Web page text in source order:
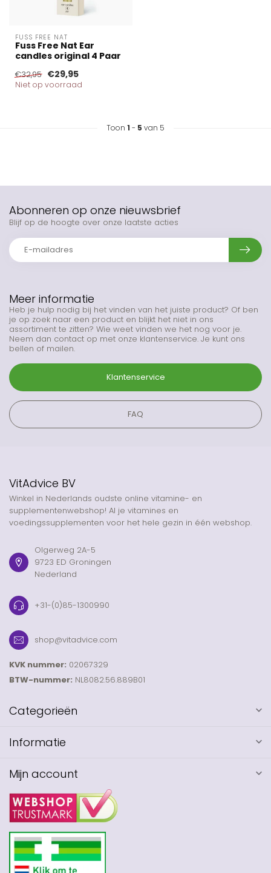
FUSS FREE NAT
Fuss Free Nat Ear
candles original 4 Paar
€32,95 €29,95
Niet op voorraad
Toon 1 - 5 van 5
Meer informatie
Heb je hulp nodig bij het vinden van het juiste product? Of ben
je op zoek naar een product en blijkt het niet in ons
assortiment te zitten? Wie weet vinden we het nog voor je.
Neem dan contact op met onze klantenservice. Je kunt ons
bellen of mailen.
Klantenservice
FAQ
Abonneren op onze nieuwsbrief
Blijf op de hoogte over onze laatste acties
VitAdvice BV
Winkel in Nederlands oudste online vitamine- en
supplementenwebshop! Al je vitamines en
voedingssupplementen voor het hele gezin in één webshop.
Olgerweg 2A-5
9723 ED Groningen
Nederland
+31-(0)85-1300990
shop@vitadvice.com
KVK nummer: 02067329
BTW-nummer: NL8082.56.889B01
Categorieën
Informatie
Mijn account